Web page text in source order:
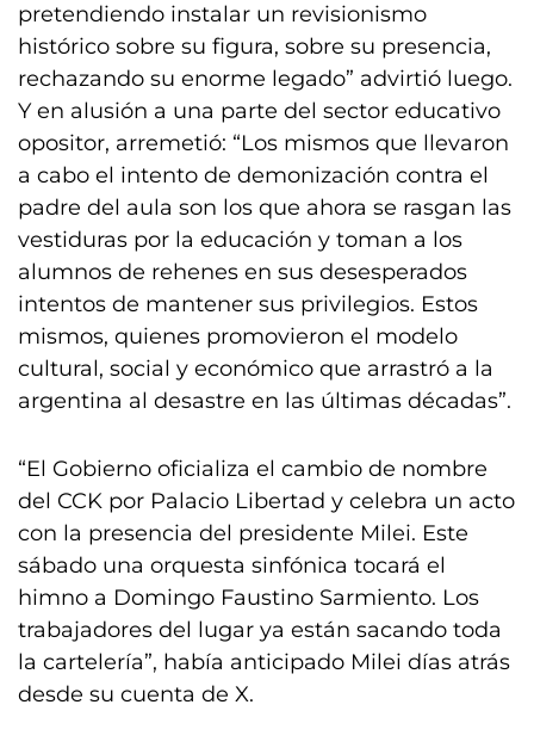
pretendiendo instalar un revisionismo
histórico sobre su figura, sobre su presencia,
rechazando su enorme legado” advirtió luego.
Y en alusión a una parte del sector educativo
opositor, arremetió: “Los mismos que llevaron
a cabo el intento de demonización contra el
padre del aula son los que ahora se rasgan las
vestiduras por la educación y toman a los
alumnos de rehenes en sus desesperados
intentos de mantener sus privilegios. Estos
mismos, quienes promovieron el modelo
cultural, social y económico que arrastró a la
argentina al desastre en las últimas décadas”.
“El Gobierno oficializa el cambio de nombre
del CCK por Palacio Libertad y celebra un acto
con la presencia del presidente Milei. Este
sábado una orquesta sinfónica tocará el
himno a Domingo Faustino Sarmiento. Los
trabajadores del lugar ya están sacando toda
la cartelería”, había anticipado Milei días atrás
desde su cuenta de X.